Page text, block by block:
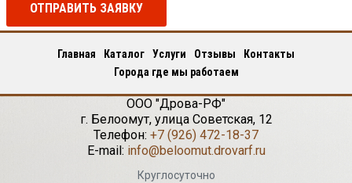
ОТПРАВИТЬ ЗАЯВКУ
Главная Каталог Услуги Отзывы
Контакты
Города где мы работаем
ООО "Дрова-РФ"
г. Белоомут, улица Советская, 12
Телефон: +7 (926) 472-18-37
E-mail: info@beloomut.drovarf.ru
Круглосуточно